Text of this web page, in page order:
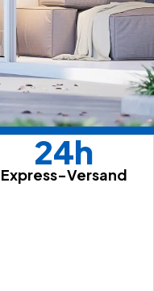
24h
Express-Versand